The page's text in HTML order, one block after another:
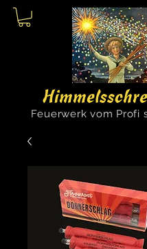
Feuerwerk vom Profi